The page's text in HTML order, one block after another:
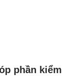
phần kiểm